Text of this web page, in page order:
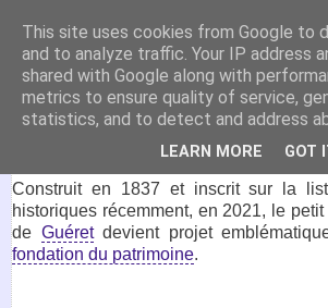
VirtuaFrance
Visitez la France depuis votre fauteuil.
26 septembre 2022
Théâtre, Guéret
Construit en 1837 et inscrit sur la
historiques récemment, en 2021, le
de Guéretdevient projet
fondation du patrimoine.
This site uses cookies from Google to
and to analyze traffic. Your IP address
shared with Google along with
metrics to ensure quality of service,
statistics, and to detect and address
LEARN MORE GOT